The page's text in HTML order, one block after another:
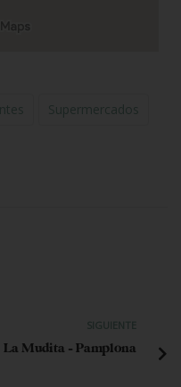
Supermercados
SIGUIENTE
La Mudita – Pamplona